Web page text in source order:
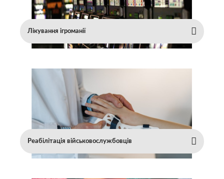
Лікування ігроманії
Реабілітація військовослужбовців